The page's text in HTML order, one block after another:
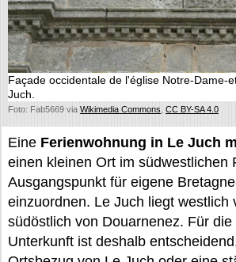
Façade occidentale de l'église Notre-Dame-
Juch.
Foto: Fab5669 via Wikimedia Commons CC BY-SA 4.0
Eine Ferienwohnung in Le Juch
einen kleinen Ort im südwestlichen
Ausgangspunkt für eigene
einzuordnen. Le Juch liegt westlich
südöstlich von Douarnenez. Für die
Unterkunft ist deshalb